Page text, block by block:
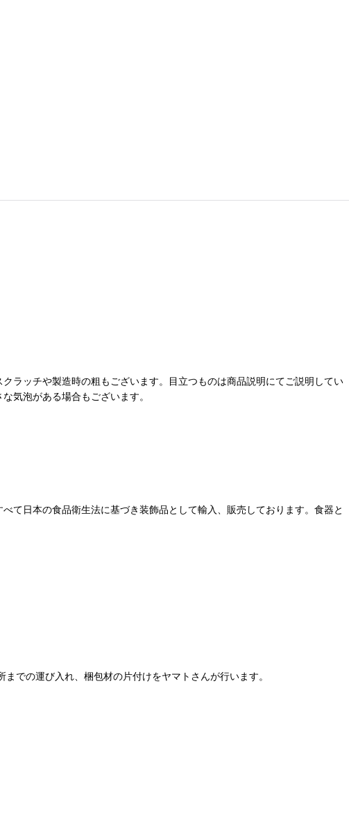
ラッチや製造時の粗もございます。目立つものは商品説明にてご説明してい
気泡がある場合もございます。
て日本の食品衛生法に基づき装飾品として輸入、販売しております。食器と
での運び入れ、梱包材の片付けをヤマトさんが行います。